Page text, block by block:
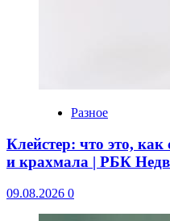
Разное
Клейстер: что это,
и крахмала | РБК
09.08.2026 0